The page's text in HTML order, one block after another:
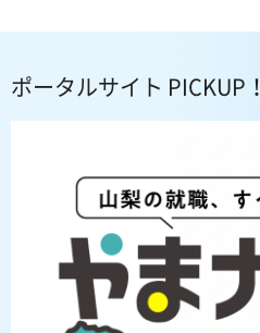
ポータルサイト PICKUP！